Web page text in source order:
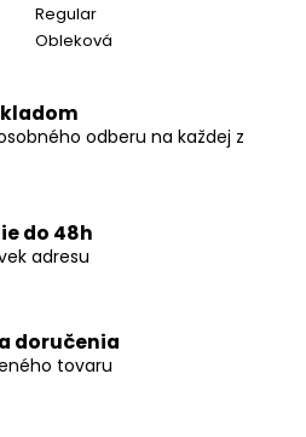
Regular
Obleková
odberu na každej z
do 48h
adresu
doručenia
tovaru